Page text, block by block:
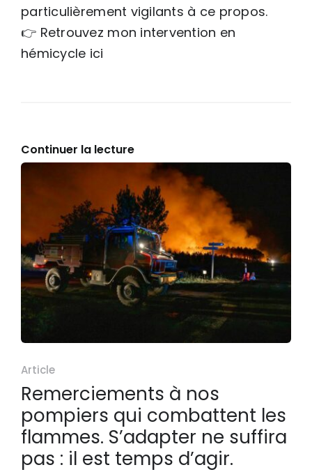
particulièrement vigilants à ce propos.
👉 Retrouvez mon intervention en
hémicycle ici
Continuer la lecture
Article
Remerciements à nos
pompiers qui combattent les
flammes. S’adapter ne suffira
pas : il est temps d’agir.